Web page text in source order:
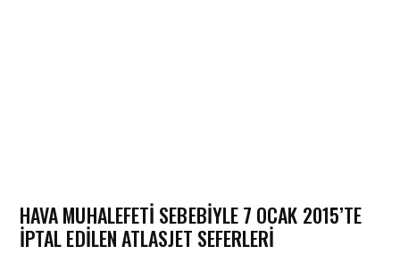
HAVA MUHALEFETI SEBEBIYLE 7 OCAK 2015’TE
IPTAL EDILEN ATLASJET SEFERLERI